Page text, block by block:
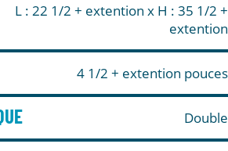
L : 22 1/2 + extention x H : 35 1/2 +
extention
4 1/2 + extention pouces
Double